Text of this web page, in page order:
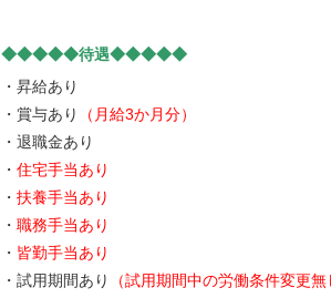
◆◆◆◆◆待遇◆◆◆◆◆
・昇給あり
・賞与あり
（月給3か月分）
・退職金あり
・ 住宅手当あり
・ 扶養手当あり
・ 職務手当あり
・ 皆勤手当あり
・試用期間あり
（試用期間中の労働条件変更無